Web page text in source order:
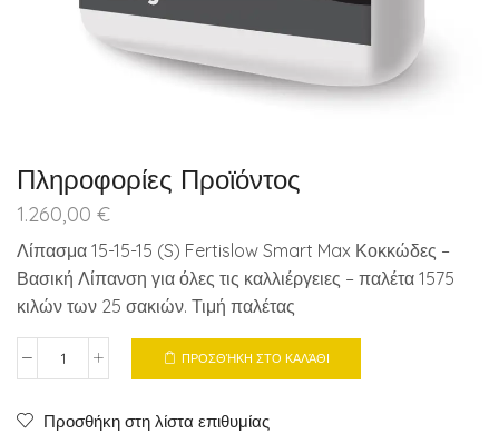
Πληροφορίες Προϊόντος
1.260,00 €
Λίπασμα 15-15-15 (S) Fertislow Smart Max Κοκκώδες –
Βασική Λίπανση για όλες τις καλλιέργειες – παλέτα 1575
κιλών των 25 σακιών. Τιμή παλέτας
Λίπασμα
15-
ΠΡΟΣΘΉΚΗ ΣΤΟ ΚΑΛΆΘΙ
Προσθήκη στη λίστα επιθυμίας